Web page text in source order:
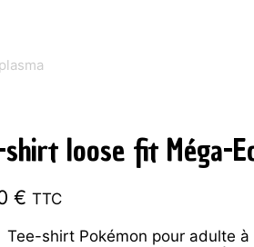
shirt loose fit Méga-
€ TTC
Tee-shirt Pokémon pour adulte à